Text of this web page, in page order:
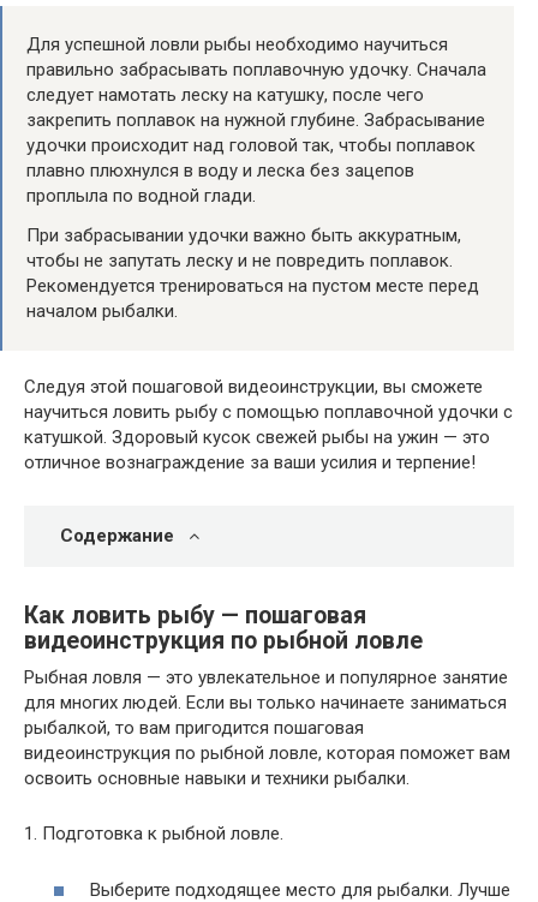
Для успешной ловли рыбы необходимо научиться
правильно забрасывать поплавочную удочку. Сначала
следует намотать леску на катушку, после чего
закрепить поплавок на нужной глубине. Забрасывание
удочки происходит над головой так, чтобы поплавок
плавно плюхнулся в воду и леска без зацепов
проплыла по водной глади.
При забрасывании удочки важно быть аккуратным,
чтобы не запутать леску и не повредить поплавок.
Рекомендуется тренироваться на пустом месте перед
началом рыбалки.
Следуя этой пошаговой видеоинструкции, вы сможете
научиться ловить рыбу с помощью поплавочной удочки с
катушкой. Здоровый кусок свежей рыбы на ужин — это
отличное вознаграждение за ваши усилия и терпение!
Содержание
Как ловить рыбу — пошаговая
видеоинструкция по рыбной ловле
Рыбная ловля — это увлекательное и популярное занятие
для многих людей. Если вы только начинаете заниматься
рыбалкой, то вам пригодится пошаговая
видеоинструкция по рыбной ловле, которая поможет вам
освоить основные навыки и техники рыбалки.
1. Подготовка к рыбной ловле.
Выберите подходящее место для рыбалки. Лучше